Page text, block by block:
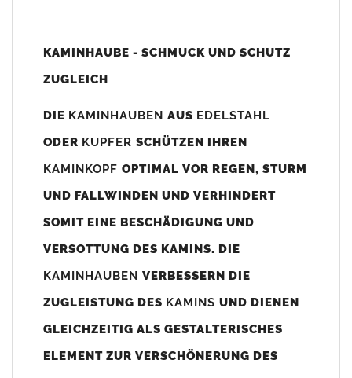
Unsere Maßangaben beziehen sich immer auf das
800mm x 740-800mm angefertigt (siehe Bild/Zeichnung unten).
angefertigt werden (bitte anfragen).
(siehe Bild/Zeichnung unten) angefertigt. Sollten die Bohrungen
nicht passen dann bitte "ohne"Bohrungen (Auswahlfeld)
bis 500mm Kaminbreite: Abstand vom Kaminrand ca.
80mm
KAMINHAUBE - SCHMUCK UND SCHUTZ
ZUGLEICH
DIE KAMINHAUBEN AUS EDELSTAHL
ODER KUPFER SCHÜTZEN IHREN
KAMINKOPF OPTIMAL VOR REGEN, STURM
UND FALLWINDEN UND VERHINDERT
SOMIT EINE BESCHÄDIGUNG UND
VERSOTTUNG DES KAMINS. DIE
KAMINHAUBEN VERBESSERN DIE
ZUGLEISTUNG DES KAMINS UND DIENEN
GLEICHZEITIG ALS GESTALTERISCHES
ELEMENT ZUR VERSCHÖNERUNG DES